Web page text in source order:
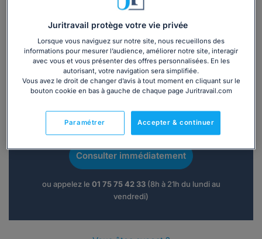
Recevoir des devis d'avocats
Vous souhaitez une consultation par
téléphone ?
Consulter immédiatement
ou appelez le 01 75 75 42 33(8h à 21h du lundi au
vendredi)
Juritravail protège votre vie privée
Lorsque vous naviguez sur notre site, nous recueillons des
informations pour mesurer l’audience, améliorer notre site, interagir
avec vous et vous présenter des offres personnalisées. En les
autorisant, votre navigation sera simplifiée.
Vous avez le droit de changer d’avis à tout moment en cliquant sur le
bouton cookie en bas à gauche de chaque page Juritravail.com
Accepter & continuer
Paramétrer